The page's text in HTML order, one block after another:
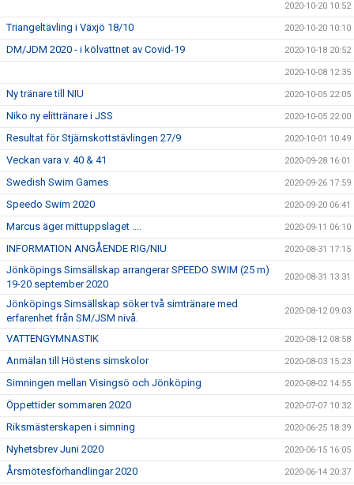
2020-10-20 10:52
Triangeltävling i Växjö 18/10 2020-10-20 10:10
DM/JDM 2020 - i kölvattnet av Covid-19 2020-10-18 20:52
2020-10-08 12:35
Ny tränare till NIU 2020-10-05 22:05
Niko ny elittränare i JSS 2020-10-05 22:00
Resultat för Stjärnskottstävlingen 27/9 2020-10-01 10:49
Veckan vara v. 40 & 41 2020-09-28 16:01
Swedish Swim Games 2020-09-26 17:59
Speedo Swim 2020 2020-09-20 06:41
Marcus äger mittuppslaget .... 2020-09-11 06:10
INFORMATION ANGÅENDE RIG/NIU 2020-08-31 17:15
Jönköpings Simsällskap arrangerar SPEEDO SWIM (25 m)
19-20 september 2020
2020-08-31 13:31
Jönköpings Simsällskap söker två simtränare med
erfarenhet från SM/JSM nivå.
2020-08-12 09:03
VATTENGYMNASTIK 2020-08-12 08:58
Anmälan till Höstens simskolor 2020-08-03 15:23
Simningen mellan Visingsö och Jönköping 2020-08-02 14:55
Öppettider sommaren 2020 2020-07-07 10:32
Riksmästerskapen i simning 2020-06-25 18:39
Nyhetsbrev Juni 2020 2020-06-15 16:05
Årsmötesförhandlingar 2020 2020-06-14 20:37